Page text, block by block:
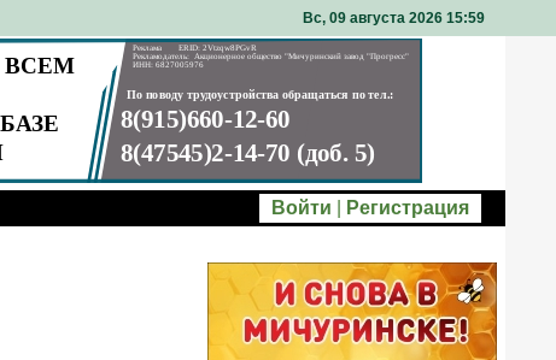
Вс, 09 августа 2026 15:59
Войти Регистрация